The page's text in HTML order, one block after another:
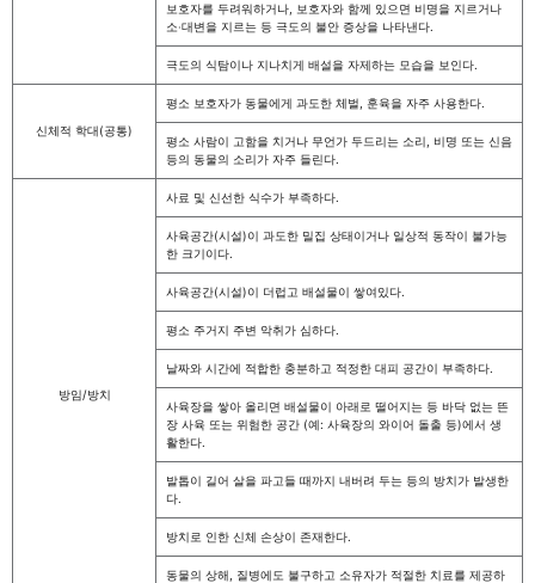
보호자를 두려워하거나, 보호자와 함께 있으면 비명을 지르거나
소‧대변을 지르는 등 극도의 불안 증상을 나타낸다.
극도의 식탐이나 지나치게 배설을 자제하는 모습을 보인다.
신체적 학대(공통)
평소 보호자가 동물에게 과도한 체벌, 훈육을 자주 사용한다.
평소 사람이 고함을 치거나 무언가 두드리는 소리, 비명 또는 신음
등의 동물의 소리가 자주 들린다.
방임/방치
사료 및 신선한 식수가 부족하다.
사육공간(시설)이 과도한 밀집 상태이거나 일상적 동작이 불가능
한 크기이다.
사육공간(시설)이 더럽고 배설물이 쌓여있다.
평소 주거지 주변 악취가 심하다.
날짜와 시간에 적합한 충분하고 적정한 대피 공간이 부족하다.
사육장을 쌓아 올리면 배설물이 아래로 떨어지는 등 바닥 없는 뜬
장 사육 또는 위험한 공간 (예: 사육장의 와이어 돌출 등)에서 생
활한다.
발톱이 길어 살을 파고들 때까지 내버려 두는 등의 방치가 발생한
다.
방치로 인한 신체 손상이 존재한다.
동물의 상해, 질병에도 불구하고 소유자가 적절한 치료를 제공하